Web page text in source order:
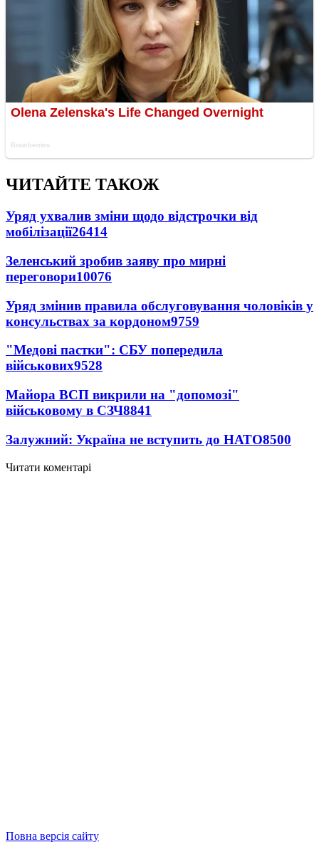
ЧИТАЙТЕ ТАКОЖ
Уряд ухвалив зміни щодо відстрочки від
мобілізації26414
Зеленський зробив заяву про мирні
переговори10076
Уряд змінив правила обслуговування чоловіків у
консульствах за кордоном9759
"Медові пастки": СБУ попередила
військових9528
Майора ВСП викрили на "допомозі"
військовому в СЗЧ8841
Залужний: Україна не вступить до НАТО8500
Читати коментарі
Повна версія сайту